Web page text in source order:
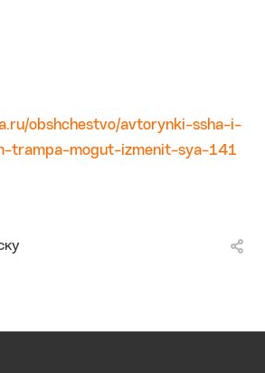
obshchestvo/avtorynki-ssha-i-
trampa-mogut-izmenit-sya-141